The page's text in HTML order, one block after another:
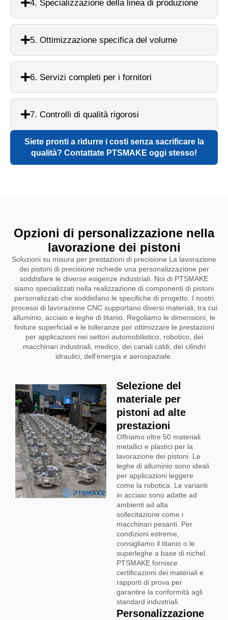
4. Specializzazione della linea di produzione
5. Ottimizzazione specifica del volume
6. Servizi completi per i fornitori
7. Controlli di qualità rigorosi
Siete pronti a ridurre i costi senza sacrificare la
qualità? Contattate PTSMAKE oggi stesso!
Opzioni di personalizzazione nella
lavorazione dei pistoni
Soluzioni su misura per prestazioni di precisione La lavorazione
dei pistoni di precisione richiede una personalizzazione per
soddisfare le diverse esigenze industriali. Noi di PTSMAKE
siamo specializzati nella realizzazione di componenti di pistoni
personalizzati che soddisfano le specifiche di progetto. I nostri
processi di lavorazione CNC supportano diversi materiali, tra cui
alluminio, acciaio e leghe di titanio. Regoliamo le dimensioni, le
finiture superficiali e le tolleranze per ottimizzare le prestazioni
per applicazioni nei settori automobilistico, robotico, dei
macchinari industriali, medico, dei canali caldi, dei cilindri
idraulici, dell'energia e aerospaziale.
Selezione del
materiale per
pistoni ad alte
prestazioni
Offriamo oltre 50 materiali
metallici e plastici per la
lavorazione dei pistoni. Le
leghe di alluminio sono ideali
per applicazioni leggere
come la robotica. Le varianti
in acciaio sono adatte ad
ambienti ad alta
sollecitazione come i
macchinari pesanti. Per
condizioni estreme,
consigliamo il titanio o le
superleghe a base di nichel.
PTSMAKE fornisce
certificazioni dei materiali e
rapporti di prova per
garantire la conformità agli
standard industriali.
Personalizzazione